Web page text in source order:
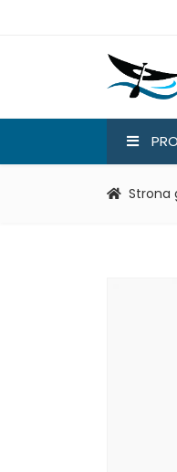
Strona